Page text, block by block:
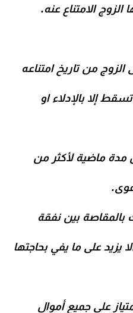
الامتناع عنه.
الزوج من تاريخ امتناعه
إلا بالإدلاء او
ماضية لأكثر من
بالمقاصة بين نفقة
يزيد على ما يفي بحاجتها
على جميع أموال